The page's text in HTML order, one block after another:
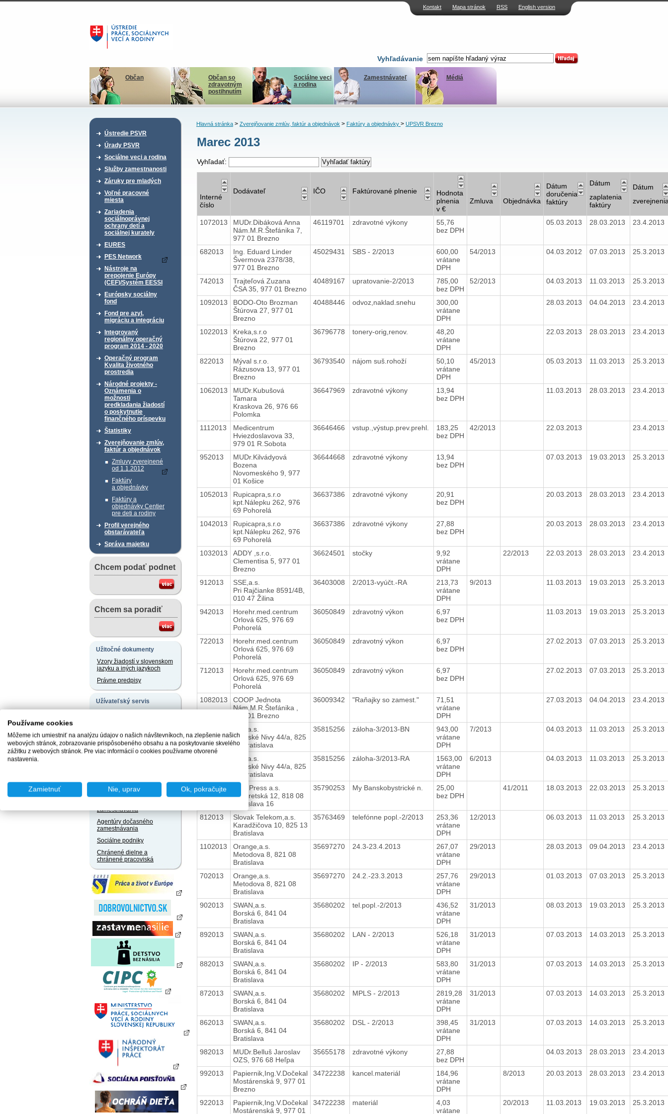
Kontakt Mapa stránok RSS English version
Vyhľadávanie
Občan
Občan so
zdravotným
postihnutím
Sociálne veci
a rodina
Zamestnávateľ Médiá
Ústredie PSVR
Úrady PSVR
Sociálne veci a rodina
Služby zamestnanosti
Záruky pre mladých
Voľné pracovné
miesta
Zariadenia
sociálnoprávnej
ochrany detí a
sociálnej kurately
EURES
PES Network
Nástroje na
prepojenie Európy
(CEF)/Systém EESSI
Európsky sociálny
fond
Fond pre azyl,
migráciu a integráciu
Integrovaný
regionálny operačný
program 2014 - 2020
Operačný program
Kvalita životného
prostredia
Národné projekty -
Oznámenia o
možnosti
predkladania žiadostí
o poskytnutie
finančného príspevku
Štatistiky
Zverejňovanie zmlúv,
faktúr a objednávok
Zmluvy zverejnené
od 1.1.2012
Faktúry
a objednávky
Faktúry a
objednávky Centier
pre deti a rodiny
Profil verejného
obstarávateľa
Správa majetku
Chcem podať podnet
Chcem sa poradiť
Užitočné dokumenty
Vzory žiadostí v slovenskom
jazyku a iných jazykoch
Právne predpisy
Užívateľský servis
Ochrana osobných údajov
Oznamovanie
protispoločenskej činnosti
Sprostredkovatelia
zamestnania za úhradu
zamestnávania
Agentúry dočasného
zamestnávania
Sociálne podniky
Chránené dielne a
chránené pracoviská
Hlavná stránka> Zverejňovanie zmlúv, faktúr a objednávok> Faktúry a objednávky > UPSVR Brezno
Marec 2013
Vyhľadať:
Interné
číslo
Dodávateľ IČO Faktúrované plnenie
Hodnota
plnenia
v €
Zmluva Objednávka
Dátum
doručenia
faktúry
Dátum
zaplatenia
faktúry
Dátum
1072013
MUDr.Dibáková Anna
Nám.M.R.Štefánika 7,
977 01 Brezno
46119701 zdravotné výkony
55,76
bez DPH
05.03.2013 28.03.2013 23.4.2013
682013
Ing. Eduard Linder
Švermova 2378/38,
977 01 Brezno
45029431 SBS - 2/2013
600,00
vrátane
DPH
54/2013 04.03.2012 07.03.2013 25.3.2013
742013
Trajteľová Zuzana
ČSA 35, 977 01 Brezno
40489167 upratovanie-2/2013
785,00
bez DPH
52/2013 04.03.2013 11.03.2013 25.3.2013
1092013
BODO-Oto Brozman
Štúrova 27, 977 01
Brezno
40488446 odvoz,naklad.snehu
300,00
vrátane
DPH
28.03.2013 04.04.2013 23.4.2013
1022013
Kreka,s.r.o
Štúrova 22, 977 01
Brezno
36796778 tonery-orig,renov.
48,20
vrátane
DPH
22.03.2013 28.03.2013 23.4.2013
822013
Mýval s.r.o.
Rázusova 13, 977 01
Brezno
36793540 nájom suš.rohoží
50,10
vrátane
DPH
45/2013 05.03.2013 11.03.2013 25.3.2013
1062013
MUDr.Kubušová
Tamara
Kraskova 26, 976 66
Polomka
36647969 zdravotné výkony
13,94
bez DPH
11.03.2013 28.03.2013 23.4.2013
1112013
Medicentrum
Hviezdoslavova 33,
979 01 R.Sobota
36646466 vstup.,výstup.prev.prehl.
183,25
bez DPH
42/2013 22.03.2013 23.4.2013
952013
MUDr.Kilvádyová
Bozena
Novomeského 9, 977
01 Košice
36644668 zdravotné výkony
13,94
bez DPH
07.03.2013 19.03.2013 25.3.2013
1052013
Rupicapra,s.r.o
kpt.Nálepku 262, 976
69 Pohorelá
36637386 zdravotné výkony
20,91
bez DPH
20.03.2013 28.03.2013 23.4.2013
1042013
Rupicapra,s.r.o
kpt.Nálepku 262, 976
69 Pohorelá
36637386 zdravotné výkony
27,88
bez DPH
20.03.2013 28.03.2013 23.4.2013
1032013
ADDY ,s.r.o.
Clementisa 5, 977 01
Brezno
36624501 stočky
9,92
vrátane
DPH
22/2013 22.03.2013 28.03.2013 23.4.2013
912013
SSE,a.s.
Pri Rajčianke 8591/4B,
010 47 Žilina
36403008 2/2013-vyúčt.-RA
213,73
vrátane
DPH
9/2013 11.03.2013 19.03.2013 25.3.2013
942013
Horehr.med.centrum
Orlová 625, 976 69
Pohorelá
36050849 zdravotný výkon
6,97
bez DPH
11.03.2013 19.03.2013 25.3.2013
722013
Horehr.med.centrum
Orlová 625, 976 69
Pohorelá
36050849 zdravotný výkon
6,97
bez DPH
27.02.2013 07.03.2013 25.3.2013
712013
Horehr.med.centrum
Orlová 625, 976 69
Pohorelá
36050849 zdravotný výkon
6,97
bez DPH
27.02.2013 07.03.2013 25.3.2013
1082013
COOP Jednota
Nám.M.R.Štefánika ,
977 01 Brezno
36009342 "Raňajky so zamest."
71,51
vrátane
DPH
27.03.2013 04.04.2013 23.4.2013
SPP,a.s.
Mlynské Nivy 44/a, 825
11 Bratislava
35815256 záloha-3/2013-BN
943,00
vrátane
DPH
7/2013 04.03.2013 11.03.2013 25.3.2013
SPP,a.s.
Mlynské Nivy 44/a, 825
11 Bratislava
35815256 záloha-3/2013-RA
1563,00
vrátane
DPH
6/2013 04.03.2013 11.03.2013 25.3.2013
972013
Petit Press a.s.
Lazaretská 12, 818 08
Bratislava 16
35790253 My Banskobystrické n.
25,00
bez DPH
41/2011 18.03.2013 22.03.2013 25.3.2013
812013
Slovak Telekom,a.s.
Karadžičova 10, 825 13
Bratislava
35763469 telefónne popl.-2/2013
253,36
vrátane
DPH
12/2013 06.03.2013 11.03.2013 25.3.2013
1102013
Orange,a.s.
Metodova 8, 821 08
Bratislava
35697270 24.3-23.4.2013
267,07
vrátane
DPH
29/2013 28.03.2013 09.04.2013 23.4.2013
702013
Orange,a.s.
Metodova 8, 821 08
Bratislava
35697270 24.2.-23.3.2013
257,76
vrátane
DPH
29/2013 01.03.2013 07.03.2013 25.3.2013
902013
SWAN,a.s.
Borská 6, 841 04
Bratislava
35680202 tel.popl.-2/2013
436,52
vrátane
DPH
31/2013 08.03.2013 19.03.2013 25.3.2013
892013
SWAN,a.s.
Borská 6, 841 04
Bratislava
35680202 LAN - 2/2013
526,18
vrátane
DPH
31/2013 07.03.2013 14.03.2013 25.3.2013
882013
SWAN,a.s.
Borská 6, 841 04
Bratislava
35680202 IP - 2/2013
583,80
vrátane
DPH
31/2013 07.03.2013 14.03.2013 25.3.2013
872013
SWAN,a.s.
Borská 6, 841 04
Bratislava
35680202 MPLS - 2/2013
2819,28
vrátane
DPH
31/2013 07.03.2013 14.03.2013 25.3.2013
862013
SWAN,a.s.
Borská 6, 841 04
Bratislava
35680202 DSL - 2/2013
398,45
vrátane
DPH
31/2013 07.03.2013 14.03.2013 25.3.2013
982013
MUDr.Belluš Jaroslav
OZS, 976 68 Heľpa
35655178 zdravotné výkony
27,88
bez DPH
04.03.2013 28.03.2013 23.4.2013
992013
Papiernik,Ing.V.Dočekal
Mostárenská 9, 977 01
Brezno
34722238 kancel.materiál
184,96
vrátane
DPH
8/2013 20.03.2013 28.03.2013 23.4.2013
922013
Papiernik,Ing.V.Dočekal
Mostárenská 9, 977 01
34722238 materiál
4,03
vrátane
20/2013 11.03.2013 19.03.2013 25.3.2013
Používame cookies
Môžeme ich umiestniť na analýzu údajov o našich návštevníkoch, na zlepšenie našich
webových stránok, zobrazovanie prispôsobeného obsahu a na poskytovanie skvelého
zážitku z webových stránok. Pre viac informácií o cookies používame otvorené
nastavenia.
Zamietnuť Nie, uprav Ok, pokračujte